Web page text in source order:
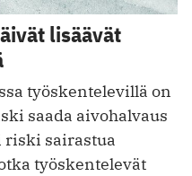
lisäävät
työskentelevillä on
saada aivohalvaus
riski sairastua
työskentelevät